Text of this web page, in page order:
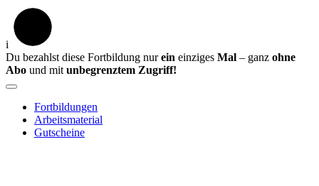
i
Du bezahlst diese Fortbildung nurein einziges Mal – ganz ohne
Abo und mit unbegrenztem Zugriff!
Fortbildungen
Arbeitsmaterial
Gutscheine